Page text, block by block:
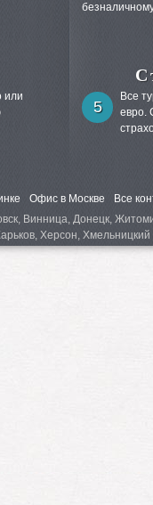
или
5
Все
евро.
Офис в Москве
Все
Винница, Донецк,
Херсон,